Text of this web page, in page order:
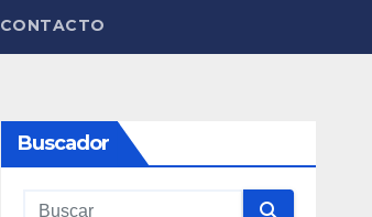
CONTACTO
Buscador